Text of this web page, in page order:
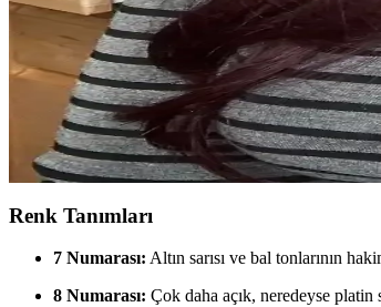
Monalisa Kadın İkili Model Siyah
Monalisa'nın siyah ve kahverengi tonlarındaki 6'lı
Günlük Makyajda Doğru Seçim: Göz,
Günlük makyajda göz, dudak ve allık
Renk Tanımları
7 Numarası: Altın sarısı ve bal tonlarının
8 Numarası: Çok daha açık, neredeyse platin